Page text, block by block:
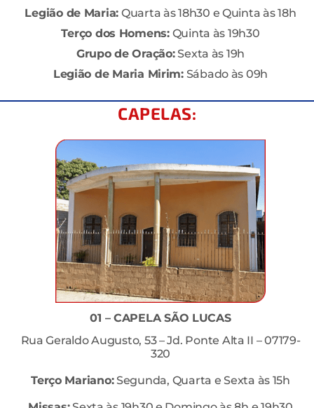
Legião de Maria: Quarta às 18h30 e Quinta às 18h
Terço dos Homens:Quinta às 19h30
Grupo de Oração:Sexta às 19h
Legião de Maria Mirim:Sábado às 09h
CAPELAS:
01 – CAPELA SÃO LUCAS
Rua Geraldo Augusto, 53 – Jd. Ponte Alta II – 07179-
320
Terço Mariano:Segunda, Quarta e Sexta às 15h